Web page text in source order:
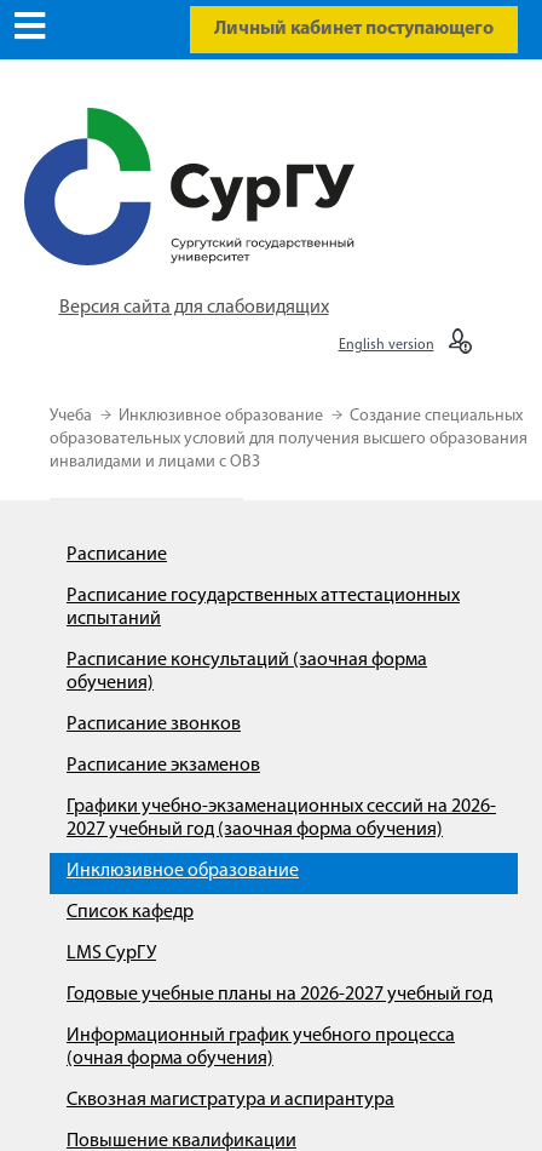
Личный кабинет поступающего
Версия сайта для слабовидящих
English version
Учеба Инклюзивное образование
Создание специальных
образовательных условий для получения высшего образования
инвалидами и лицами с ОВЗ
Расписание
Расписание государственных аттестационных
испытаний
Расписание консультаций (заочная форма
обучения)
Расписание звонков
Расписание экзаменов
Графики учебно-экзаменационных сессий на 2026-
2027 учебный год (заочная форма обучения)
Инклюзивное образование
Список кафедр
LMS СурГУ
Годовые учебные планы на 2026-2027 учебный год
Информационный график учебного процесса
(очная форма обучения)
Сквозная магистратура и аспирантура
Повышение квалификации